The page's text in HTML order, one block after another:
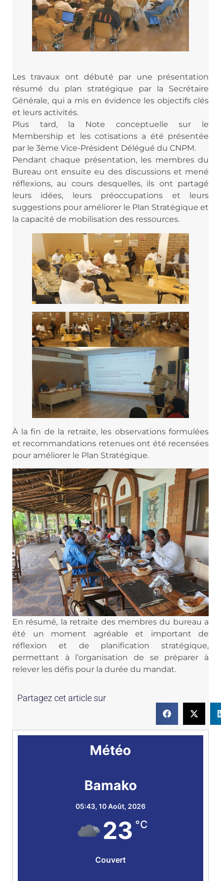
Les travaux ont débuté par une présentation
résumé du plan stratégique par la Secrétaire
Générale, qui a mis en évidence les objectifs clés
et leurs activités.
Plus tard, la Note conceptuelle sur le
Membership et les cotisations a été présentée
par le 3ème Vice-Président Délégué du CNPM.
Pendant chaque présentation, les membres du
Bureau ont ensuite eu des discussions et mené
réflexions, au cours desquelles, ils ont partagé
leurs idées, leurs préoccupations et leurs
suggestions pour améliorer le Plan Stratégique et
la capacité de mobilisation des ressources.
À la fin de la retraite, les observations formulées
et recommandations retenues ont été recensées
pour améliorer le Plan Stratégique.
En résumé, la retraite des membres du bureau a
été un moment agréable et important de
réflexion et de planification stratégique,
permettant à l’organisation de se préparer à
relever les défis pour la durée du mandat.
Partagez cet article sur
Météo
Bamako
05:43, 10 Août, 2026
23 °C
Couvert